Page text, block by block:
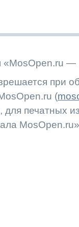
—
при
(
для печатных